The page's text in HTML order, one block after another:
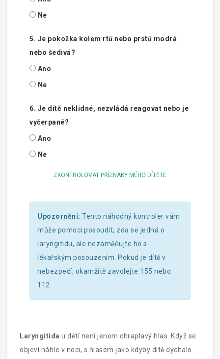
Ne
5. Je pokožka kolem rtů nebo prstů modrá
nebo šedivá?
Ano
Ne
6. Je dítě neklidné, nezvládá reagovat nebo je
vyčerpané?
Ano
Ne
ZKONTROLOVAT PŘÍZNAKY MÉHO DÍTĚTE
Upozornění: Tento náhodný kontroler vám
může pomoci posoudit, zda se jedná o
laryngitidu, ale nezaměňujte ho s
lékařským posouzením. Pokud je dítě v
nebezpečí, okamžitě zavolejte 155 nebo
112.
Laryngitida u dětí není jenom chraplavý hlas. Když se
objeví náhle v noci, s hlasem jako kdyby dítě dýchalo